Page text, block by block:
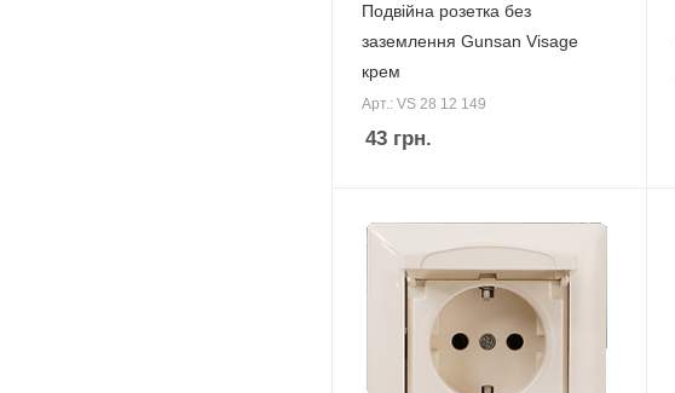
Подвійна розетка без
заземлення Gunsan Visage
крем
Арт.: VS 28 12 149
43 грн.